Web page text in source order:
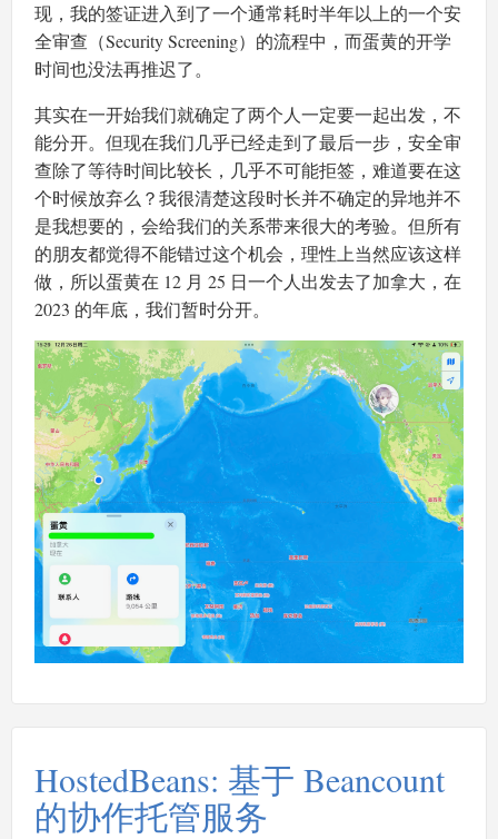
现，我的签证进入到了一个通常耗时半年以上的一个安
全审查（Security Screening）的流程中，而蛋黄的开学
时间也没法再推迟了。
其实在一开始我们就确定了两个人一定要一起出发，不
能分开。但现在我们几乎已经走到了最后一步，安全审
查除了等待时间比较长，几乎不可能拒签，难道要在这
个时候放弃么？我很清楚这段时长并不确定的异地并不
是我想要的，会给我们的关系带来很大的考验。但所有
的朋友都觉得不能错过这个机会，理性上当然应该这样
做，所以蛋黄在 12 月 25 日一个人出发去了加拿大，在
2023 的年底，我们暂时分开。
HostedBeans: 基于 Beancount
的协作托管服务